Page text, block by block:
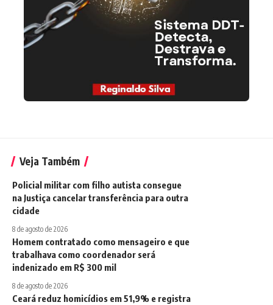
Veja Também
Policial militar com filho autista consegue
na Justiça cancelar transferência para outra
cidade
8 de agosto de 2026
Homem contratado como mensageiro e que
trabalhava como coordenador será
indenizado em R$ 300 mil
8 de agosto de 2026
Ceará reduz homicídios em 51,9% e registra